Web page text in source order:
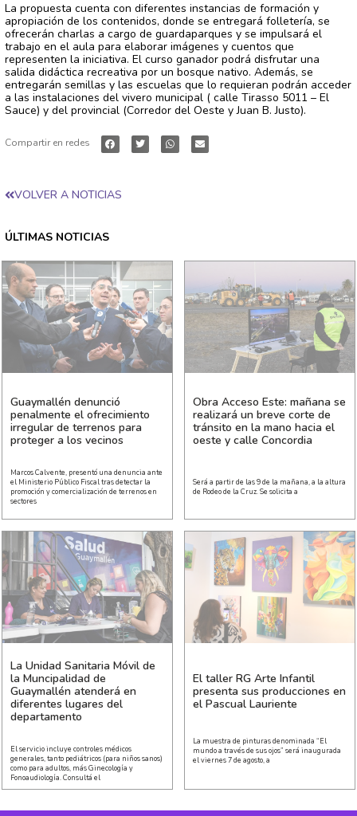
La propuesta cuenta con diferentes instancias de formación y
apropiación de los contenidos, donde se entregará folletería, se
ofrecerán charlas a cargo de guardaparques y se impulsará el
trabajo en el aula para elaborar imágenes y cuentos que
representen la iniciativa. El curso ganador podrá disfrutar una
salida didáctica recreativa por un bosque nativo. Además, se
entregarán semillas y las escuelas que lo requieran podrán acceder
a las instalaciones del vivero municipal ( calle Tirasso 5011 – El
Sauce) y del provincial (Corredor del Oeste y Juan B. Justo).
Compartir en redes
VOLVER A NOTICIAS
ÚLTIMAS NOTICIAS
Guaymallén denunció
penalmente el ofrecimiento
irregular de terrenos para
proteger a los vecinos
Marcos Calvente, presentó una denuncia ante
el Ministerio Público Fiscal tras detectar la
promoción y comercialización de terrenos en
sectores
Obra Acceso Este: mañana se
realizará un breve corte de
tránsito en la mano hacia el
oeste y calle Concordia
Será a partir de las 9 de la mañana, a la altura
de Rodeo de la Cruz. Se solicita a
La Unidad Sanitaria Móvil de
la Muncipalidad de
Guaymallén atenderá en
diferentes lugares del
departamento
El servicio incluye controles médicos
generales, tanto pediátricos (para niños sanos)
como para adultos, más Ginecología y
Fonoaudiología. Consultá el
El taller RG Arte Infantil
presenta sus producciones en
el Pascual Lauriente
La muestra de pinturas denominada “El
mundo a través de sus ojos” será inaugurada
el viernes 7 de agosto, a